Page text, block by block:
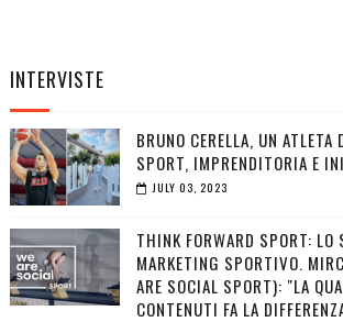
INTERVISTE
BRUNO CERELLA, UN ATLETA
SPORT, IMPRENDITORIA E
JULY 03, 2023
THINK FORWARD SPORT: LO
MARKETING SPORTIVO.
ARE SOCIAL SPORT): "LA
CONTENUTI FA LA